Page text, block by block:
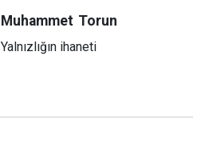
Muhammet Torun
Yalnızlığın ihaneti